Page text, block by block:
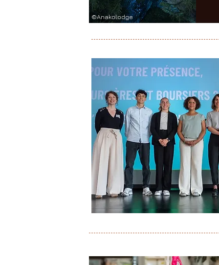
©Anakolodge